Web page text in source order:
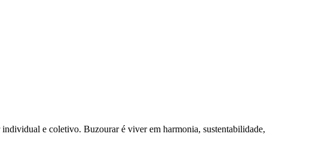
e coletivo. Buzourar é viver em harmonia, sustentabilidade,